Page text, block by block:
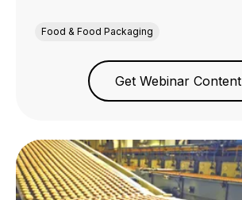
Food & Food Packaging
Get Webinar Content